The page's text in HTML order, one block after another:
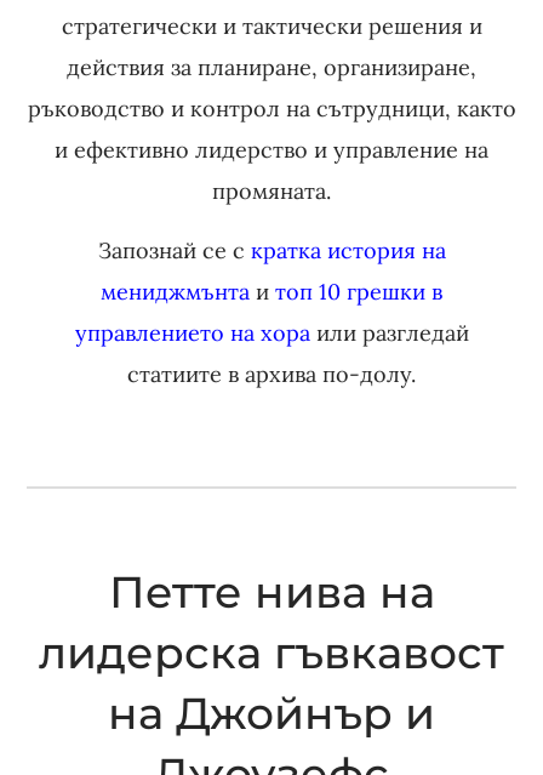
стратегически и тактически решения и
действия за планиране, организиране,
ръководство и контрол на сътрудници, както
и ефективно лидерство и управление на
промяната.
Запознай се с кратка история на
мениджмънта и топ 10 грешки в
управлението на хораили разгледай
статиите в архива по-долу.
Петте нива на
лидерска гъвкавост
на Джойнър и